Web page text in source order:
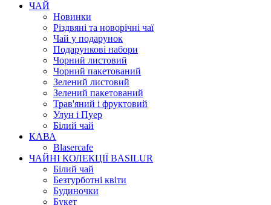
ЧАЙ
Новинки
Різдвяні та новорічні чаї
Чай у подарунок
Подарункові набори
Чорний листовий
Чорний пакетований
Зелений листовий
Зелений пакетований
Трав'яний і фруктовий
Улун і Пуер
Білий чай
КАВА
Blasercafe
ЧАЙНІ КОЛЕКЦІЇ BASILUR
Білий чай
Безтурботні квіти
Будиночки
Букет